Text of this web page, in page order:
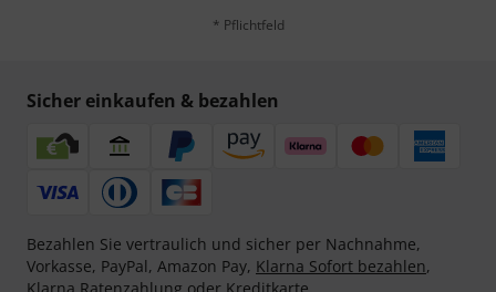
* Pflichtfeld
Sicher einkaufen & bezahlen
Bezahlen Sie vertraulich und sicher per Nachnahme,
Vorkasse, PayPal, Amazon Pay, Klarna Sofort bezahlen,